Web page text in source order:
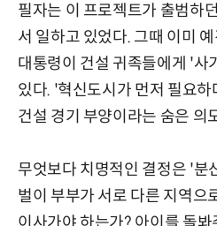
필자는 이 프로젝트가 출범하
서 일하고 있었다. 그때 이미
대통령이 건설 귀족들에게 '사
있다. '혁신도시가 먼저 필요
건설 경기 부양이라는 숨은 의
무엇보다 치명적인 결정은 '분
벌이 부부가 서로 다른 지역으